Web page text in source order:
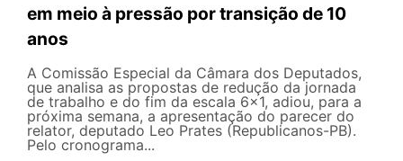
em meio à pressão por transição de 10
anos
A Comissão Especial da Câmara dos Deputados,
que analisa as propostas de redução da jornada
de trabalho e do fim da escala 6x1, adiou, para a
próxima semana, a apresentação do parecer do
relator, deputado Leo Prates (Republicanos-PB).
Pelo cronograma...